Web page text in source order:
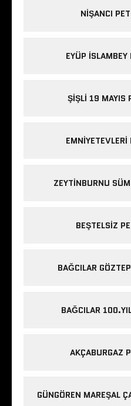
NIŞANCI
EYÜP
ŞIŞLI 19 MAYIS
ZEYTINBURNU
BEŞTELSIZ
BAĞCILAR
BAĞCILAR
AKÇABURGAZ
GÜNGÖREN MAREŞAL